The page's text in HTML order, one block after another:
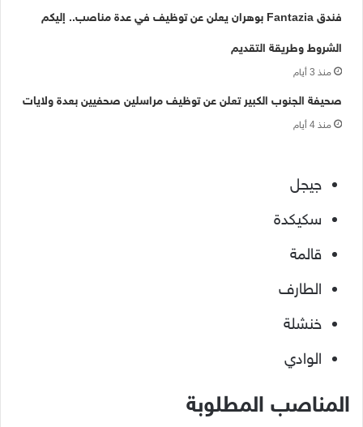
فندق Fantazia بوهران يعلن عن توظيف في عدة مناصب.. إليكم
الشروط وطريقة التقديم
منذ 3 أيام
صحيفة الجنوب الكبير تعلن عن توظيف مراسلين صحفيين بعدة ولايات
منذ 4 أيام
جيجل
سكيكدة
قالمة
الطارف
خنشلة
الوادي
المناصب المطلوبة